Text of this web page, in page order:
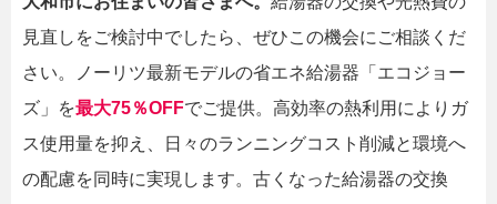
見直しをご検討中でしたら、ぜひこの機会にご相談くだ
さい。ノーリツ最新モデルの省エネ給湯器「エコジョー
ズ」を最大75％OFFでご提供。高効率の熱利用によりガ
ス使用量を抑え、日々のランニングコスト削減と環境へ
の配慮を同時に実現します。古くなった給湯器の交換